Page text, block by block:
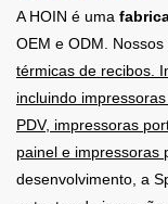
carga completa,
Ideal para aplicações
com baixa demanda.
A HOIN é uma
OEM e ODM.
térmicas de recibos.
incluindo
PDV, impressoras
painel e impressoras
desenvolvimento, a